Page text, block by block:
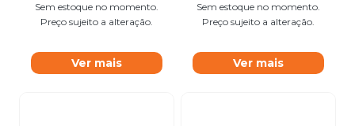
Sem estoque no momento.
Preço sujeito a alteração.
Ver mais
Sem estoque no momento.
Preço sujeito a alteração.
Ver mais